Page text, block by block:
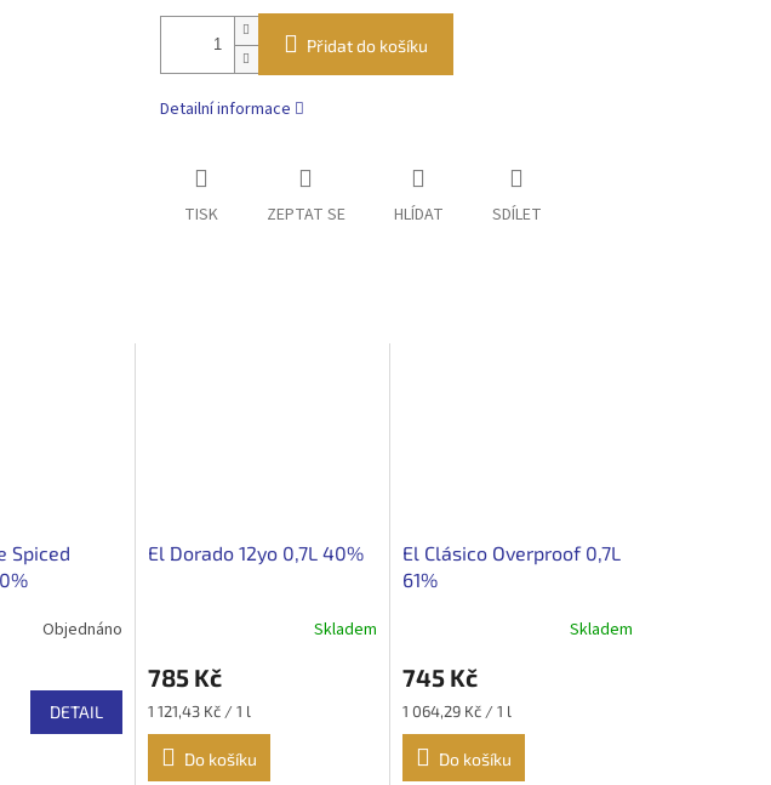
Přidat do košíku
Detailní informace
TISK ZEPTAT SE HLÍDAT SDÍLET
Spiced
Objednáno
DETAIL
El Dorado 12yo 0,7L 40%
Skladem
785 Kč
Měrná
cena:
1 121,43 Kč / 1 l
Do košíku
El Clásico Overproof 0,7L
61%
Skladem
745 Kč
Měrná
cena:
1 064,29 Kč / 1 l
Do košíku